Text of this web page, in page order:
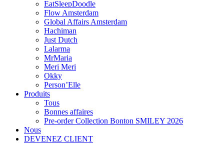
EatSleepDoodle
Flow Amsterdam
Global Affairs Amsterdam
Hachiman
Just Dutch
Lalarma
MrMaria
Meri Meri
Okky
Person’Elle
Produits
Tous
Bonnes affaires
Pre-order Collection Bonton SMILEY 2026
Nous
DEVENEZ CLIENT